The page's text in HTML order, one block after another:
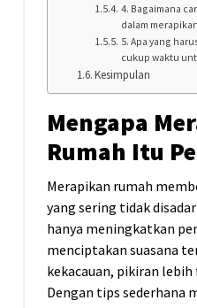
4. Bagaimana
dalam
5. Apa yang
cukup waktu
Kesimpulan
Mengapa
Rumah Itu
Merapikan rumah
yang sering tidak
hanya meningkatkan
menciptakan suasana
kekacauan, pikiran
Dengan tips sederhana